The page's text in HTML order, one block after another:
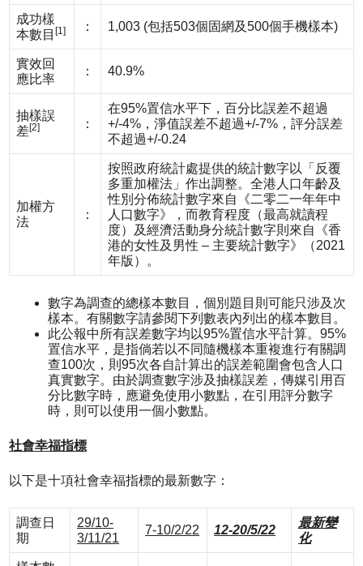
成功樣
本數目 [1] ： 1,003 (包括503個固網及500個手機樣本)
實效回
應比率
： 40.9%
抽樣誤
差[2] ：
在95%置信水平下，百分比誤差不超過
+/-4%，淨值誤差不超過+/-7%，評分誤差
不超過+/-0.24
加權方
法
：
按照政府統計處提供的統計數字以「反覆
多重加權法」作出調整。全港人口年齡及
性別分佈統計數字來自《二零二一年年中
人口數字》，而教育程度（最高就讀程
度）及經濟活動身分統計數字則來自《香
港的女性及男性 – 主要統計數字》（2021
年版）。
數字為調查的總樣本數目，個別題目則可能只涉及次
樣本。有關數字請參閱下列數表內列出的樣本數目。
此公報中所有誤差數字均以95%置信水平計算。95%
置信水平，是指倘若以不同隨機樣本重複進行有關調
查100次，則95次各自計算出的誤差範圍會包含人口
真實數字。由於調查數字涉及抽樣誤差，傳媒引用百
分比數字時，應避免使用小數點，在引用評分數字
時，則可以使用一個小數點。
社會幸福指標
以下是十項社會幸福指標的最新數字：
調查日
期
29/10-
3/11/21
7-10/2/22 12-20/5/22
最新變
化